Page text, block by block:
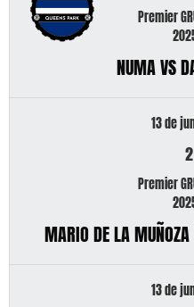
Premier
NUMA VS
13 de
2
Premier
MARIO DE LA MUÑOZA
13 de